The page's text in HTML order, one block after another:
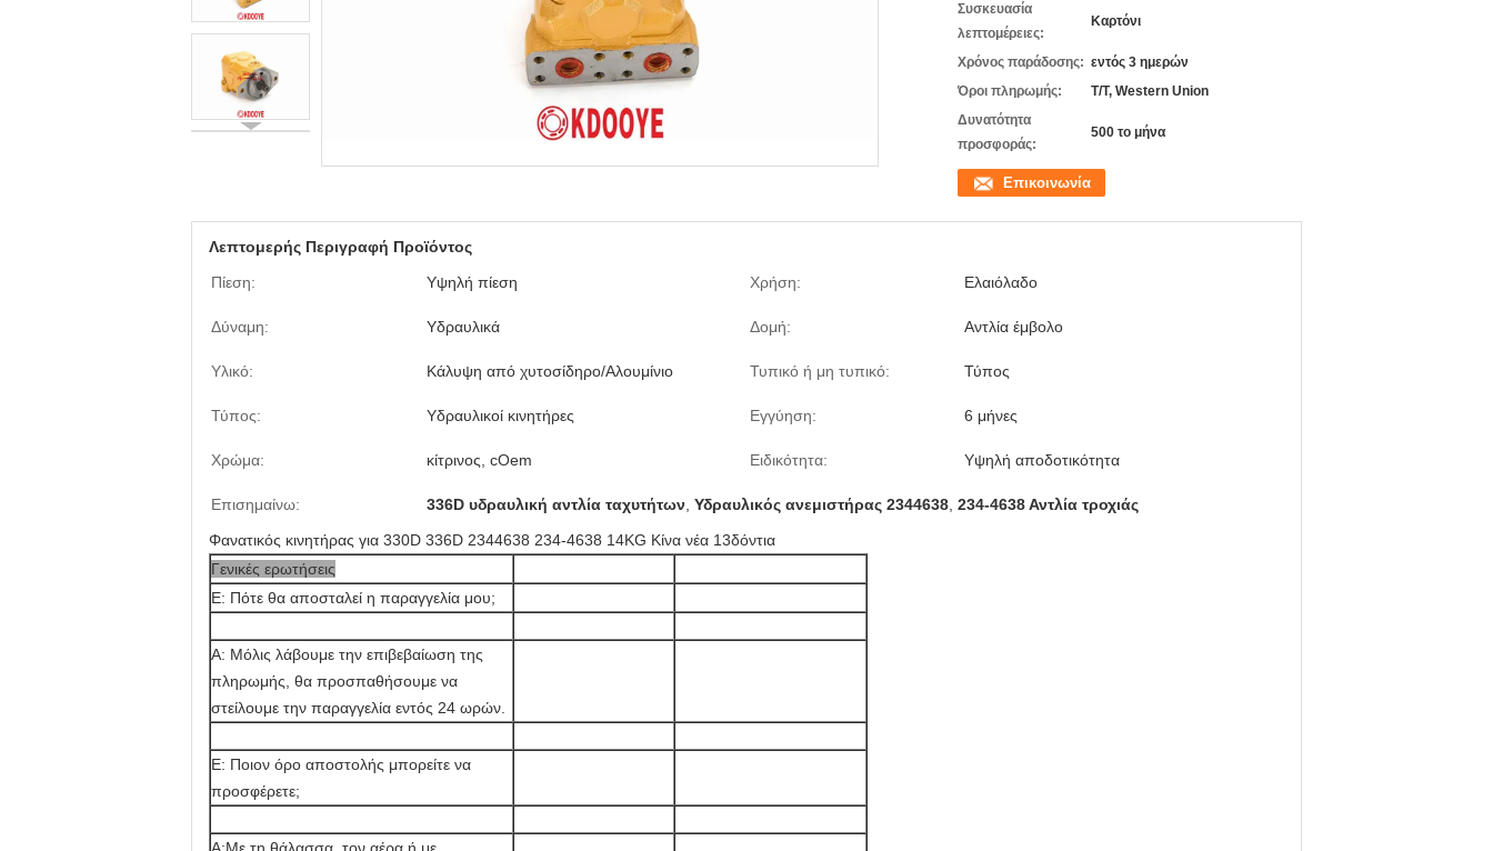
Συσκευασία
λεπτομέρειες:
Καρτόνι
Χρόνος παράδοσης: εντός 3 ημερών
Όροι πληρωμής:
T/T, Western Union
Δυνατότητα
προσφοράς:
500 το μήνα
Επικοινωνία
Λεπτομερής Περιγραφή Προϊόντος
Πίεση:
Υψηλή πίεση Χρήση: Ελαιόλαδο
Δύναμη: Υδραυλικά Δομή: Αντλία έμβολο
Υλικό: Κάλυψη από χυτοσίδηρο/Αλουμίνιο Τυπικό ή μη τυπικό: Τύπος
Τύπος: Υδραυλικοί κινητήρες Εγγύηση: 6 μήνες
Χρώμα: κίτρινος, cOem Ειδικότητα: Υψηλή αποδοτικότητα
Επισημαίνω: 336D υδραυλική αντλία ταχυτήτων Υδραυλικός ανεμιστήρας 2344638 234-4638 Αντλία τροχιάς
Φανατικός κινητήρας για 330D 336D 2344638 234-4638 14KG Κίνα νέα 13δόντια
Γενικές ερωτήσεις
Ε: Πότε θα αποσταλεί η παραγγελία μου;
Α: Μόλις λάβουμε την επιβεβαίωση της
πληρωμής, θα προσπαθήσουμε να
στείλουμε την παραγγελία εντός 24 ωρών.
Ε: Ποιον όρο αποστολής μπορείτε να
προσφέρετε;